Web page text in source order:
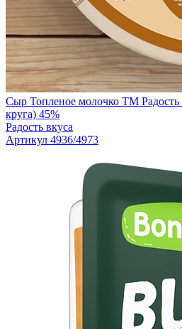
Сыр Топленое молочко TM Радость
круга) 45%
Радость вкуса
Артикул 4936/4973